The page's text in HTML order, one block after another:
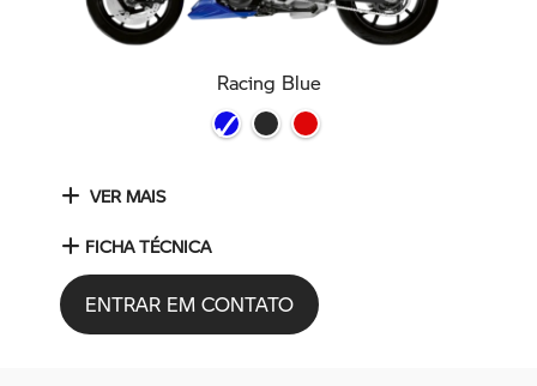
Racing Blue
VER MAIS
FICHA TÉCNICA
ENTRAR EM CONTATO